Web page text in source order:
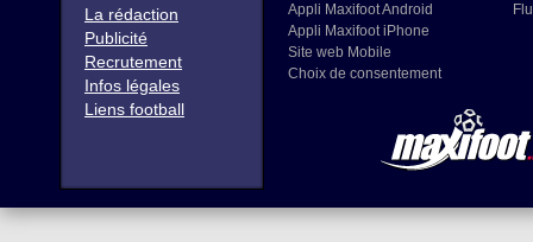
La rédaction
Publicité
Recrutement
Infos légales
Liens football
Appli Maxifoot Android
Appli Maxifoot iPhone
Site web Mobile
Choix de consentement